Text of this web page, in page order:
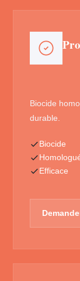
Biocide
durable.
Biocide
Efficace